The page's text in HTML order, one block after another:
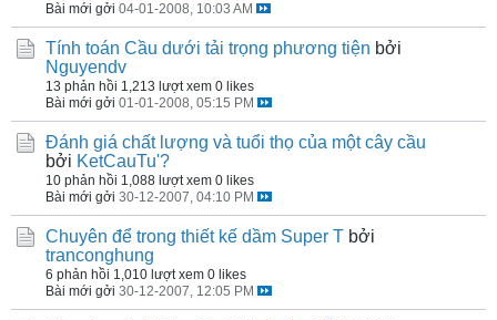
Bài mới gởi 04-01-2008, 10:03 AM
Tính toán Cầu dưới tải trọng phương tiện bởi
Nguyendv
13 phản hồi 1,213 lượt xem 0 likes
Bài mới gởi 01-01-2008, 05:15 PM
Đánh giá chất lượng và tuổi thọ của một cây cầu
bởi KetCauTu'?
10 phản hồi 1,088 lượt xem 0 likes
Bài mới gởi 30-12-2007, 04:10 PM
Chuyên để trong thiết kế dầm Super T bởi
tranconghung
6 phản hồi 1,010 lượt xem 0 likes
Bài mới gởi 30-12-2007, 12:05 PM